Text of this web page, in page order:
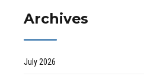
Archives
July 2026